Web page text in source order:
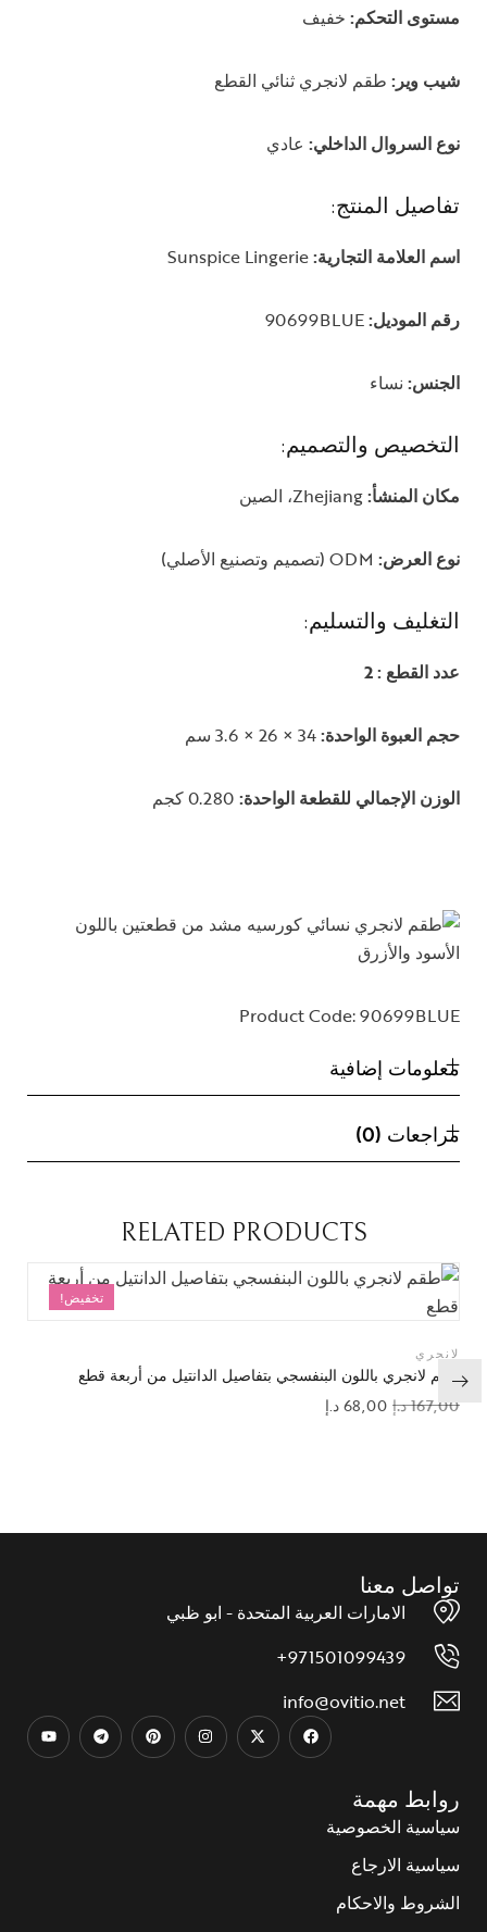
مستوى التحكم: خفيف
شيب وير: طقم لانجري ثنائي القطع
نوع السروال الداخلي: عادي
تفاصيل المنتج:
اسم العلامة التجارية:
رقم الموديل:90699BLUE
الجنس: نساء
التخصيص والتصميم:
مكان المنشأ:
نوع العرض:
التغليف والتسليم:
عدد القطع : 2
حجم العبوة الواحدة:
الوزن الإجمالي للقطعة الواحدة:
Product Code:90699BLUE
معلومات إضافية
مراجعات (0)
RELATED PRODUCTS
تخفيض!
لانجري
طقم لانجري باللون البنفسجي بتفاصيل الدانتيل من أربعة قطع
167,00د.إ 68,00د.إ
تواصل معنا
الامارات العربية المتحدة - ابو ظبي
971501099439+
info@ovitio.net
روابط مهمة
سياسية الخصوصية
سياسية الارجاع
الشروط والاحكام